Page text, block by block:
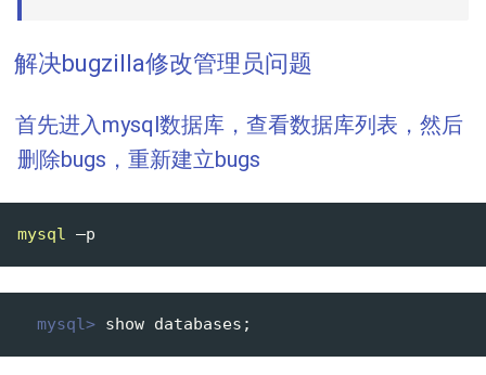
解决bugzilla修改管理员问题
首先进入mysql数据库，查看数据库列表，然后
删除bugs，重新建立bugs
mysql
  mysql>
show databases;